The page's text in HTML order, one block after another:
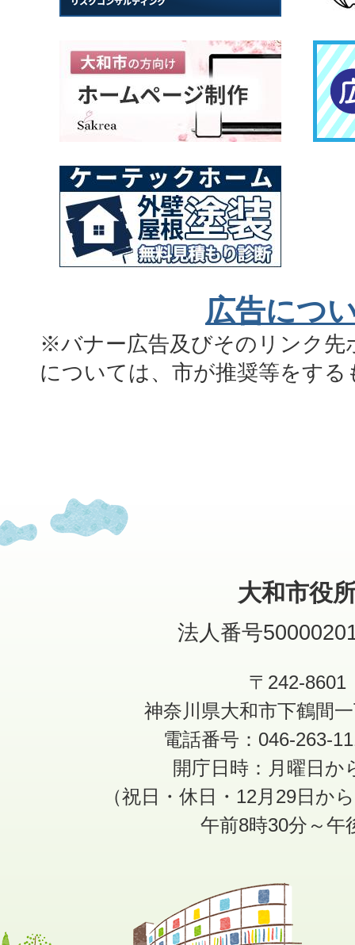
広告につ
※バナー広告及びそのリンク先
については、市が推奨等をす
大和市役
法人番号
〒242-8601
神奈川県大和市下鶴間
電話番号：046-263-
開庁日時：月曜日か
（祝日・休日・12月29日か
午前8時30分～午